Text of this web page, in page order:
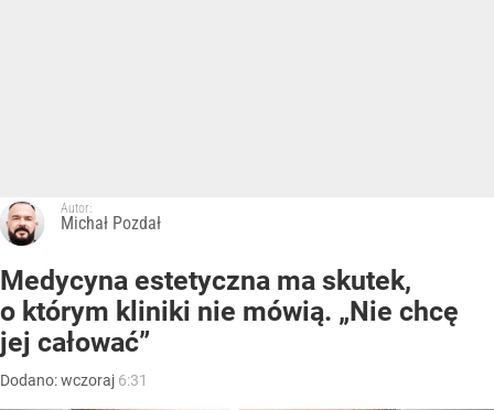
Autor:
Michał Pozdał
Medycyna estetyczna ma skutek,
o którym kliniki nie mówią. „Nie chcę
jej całować”
Dodano:wczoraj 6:31